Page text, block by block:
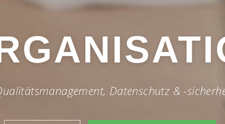
Recruiting, Personalverwaltung & Buchhaltung